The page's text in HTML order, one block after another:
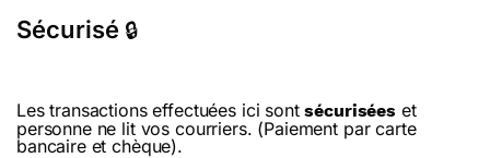
Sécurisé 🔒
Les transactions effectuées ici sontsécurisées et
personne ne lit vos courriers. (Paiement par carte
bancaire et chèque).